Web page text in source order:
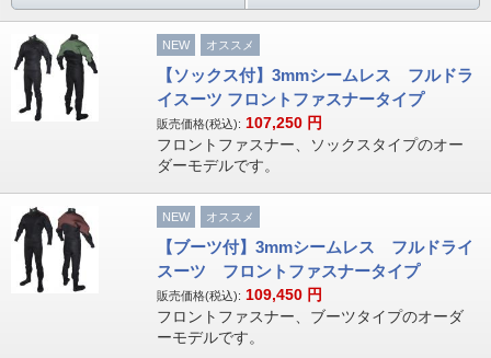
NEW オススメ
【ソックス付】3mmシームレス フルドラ
イスーツ フロントファスナータイプ
販売価格(税込): 107,250 円
フロントファスナー、ソックスタイプのオー
ダーモデルです。
NEW オススメ
【ブーツ付】3mmシームレス フルドライ
スーツ フロントファスナータイプ
販売価格(税込): 109,450 円
フロントファスナー、ブーツタイプのオーダ
ーモデルです。